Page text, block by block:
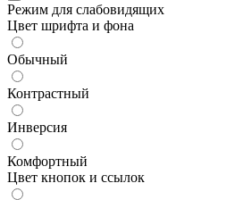
Режим для слабовидящих
Цвет шрифта и фона
Обычный
Контрастный
Инверсия
Комфортный
Цвет кнопок и ссылок